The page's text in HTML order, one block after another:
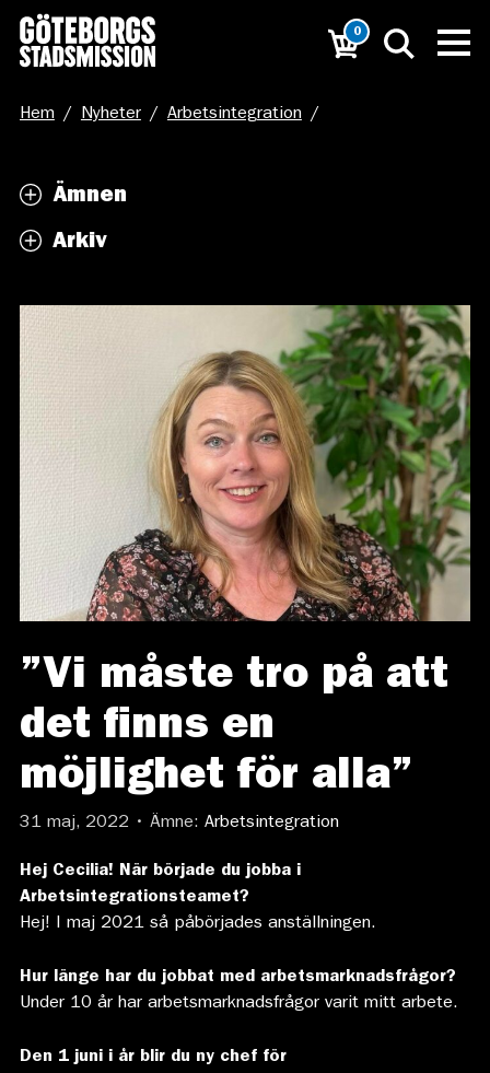
0
Hem / Nyheter / Arbetsintegration /
Ämnen
Arkiv
”Vi måste tro på att
det finns en
möjlighet för alla”
31 maj, 2022 • Ämne: Arbetsintegration
Hej Cecilia! När började du jobba i
Arbetsintegrationsteamet?
Hej! I maj 2021 så påbörjades anställningen.
Hur länge har du jobbat med arbetsmarknadsfrågor?
Under 10 år har arbetsmarknadsfrågor varit mitt arbete.
Den 1 juni i år blir du ny chef för